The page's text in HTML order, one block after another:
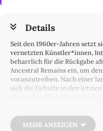
Details
Seit den 1960er-Jahren setzt
vernetzten Künstler*innen,
beharrlich für die Rückgabe
Ancestral Remains ein, um
voranzutreiben. Nach einer
sich die Debatte in den
von Künstler*innen und
entstanden, die diesen
MEHR ANZEIGEN